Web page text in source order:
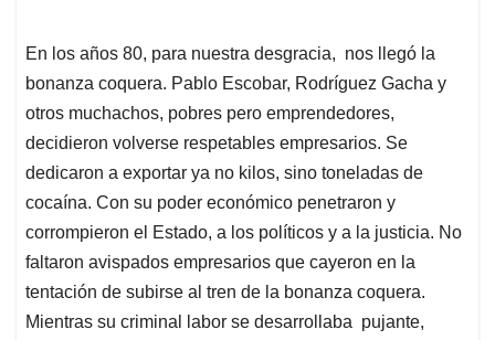
En los años 80, para nuestra desgracia, nos llegó la
bonanza coquera. Pablo Escobar, Rodríguez Gacha y
otros muchachos, pobres pero emprendedores,
decidieron volverse respetables empresarios. Se
dedicaron a exportar ya no kilos, sino toneladas de
cocaína. Con su poder económico penetraron y
corrompieron el Estado, a los políticos y a la justicia. No
faltaron avispados empresarios que cayeron en la
tentación de subirse al tren de la bonanza coquera.
Mientras su criminal labor se desarrollaba pujante,